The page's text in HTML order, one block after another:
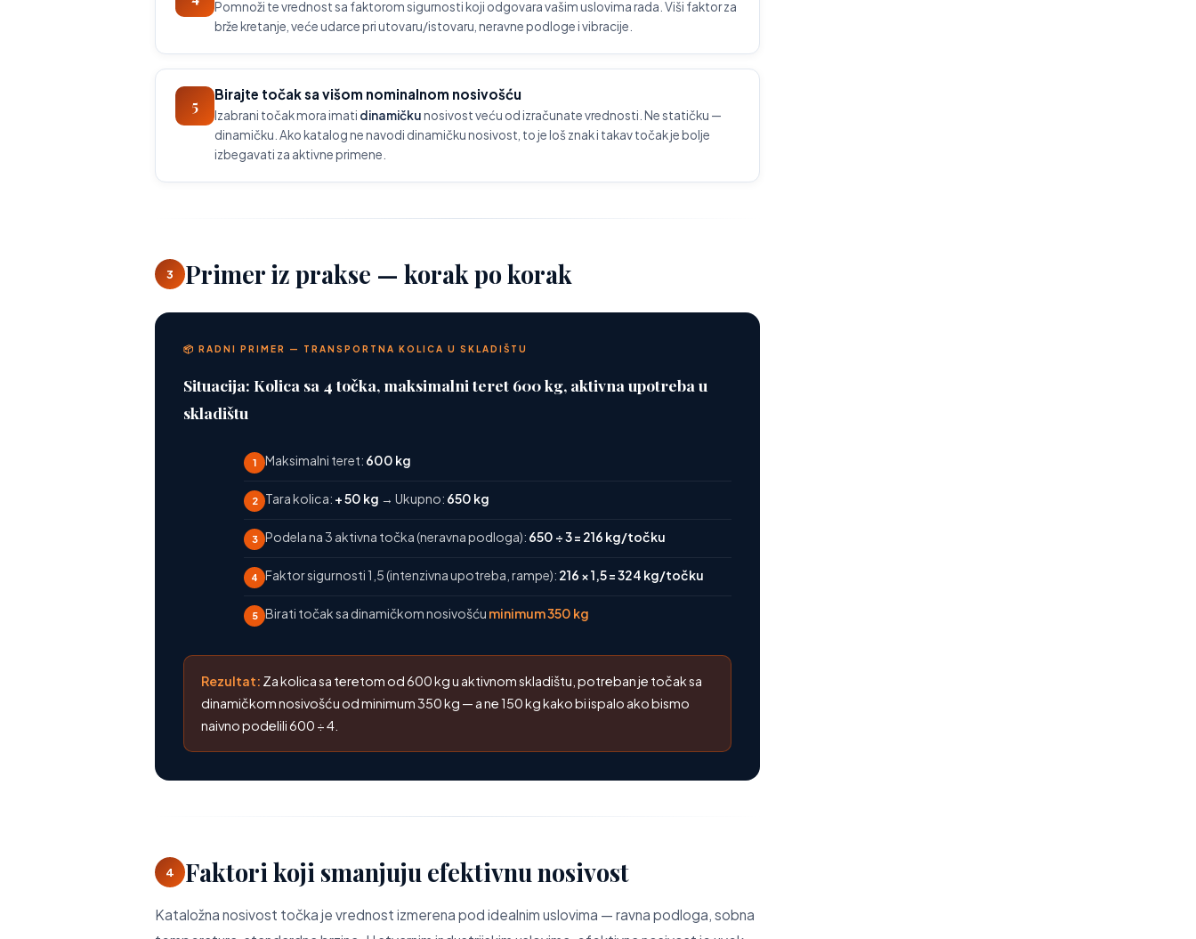
Pomnoži te vrednost sa faktorom sigurnosti koji odgovara vašim uslovima rada. Viši faktor za
brže kretanje, veće udarce pri utovaru/istovaru, neravne podloge i vibracije.
5
Birajte točak sa višom nominalnom nosivošću
Izabrani točak mora imati dinamičkunosivost veću od izračunate vrednosti. Ne statičku —
dinamičku. Ako katalog ne navodi dinamičku nosivost, to je loš znak i takav točak je bolje
izbegavati za aktivne primene.
3 Primer iz prakse — korak po korak
📦 RADNI PRIMER — TRANSPORTNA KOLICA U SKLADIŠTU
Situacija: Kolica sa 4 točka, maksimalni teret 600 kg, aktivna upotreba u
skladištu
1 Maksimalni teret: 600 kg
2 Tara kolica: + 50 kg → Ukupno: 650 kg
3 Podela na 3 aktivna točka (neravna podloga): 650 ÷ 3 = 216 kg/točku
4 Faktor sigurnosti 1,5 (intenzivna upotreba, rampe): 216 × 1,5 = 324 kg/točku
5 Birati točak sa dinamičkom nosivošću minimum 350 kg
Rezultat: Za kolica sa teretom od 600 kg u aktivnom skladištu, potreban je točak sa
dinamičkom nosivošću od minimum 350 kg — a ne 150 kg kako bi ispalo ako bismo
naivno podelili 600 ÷ 4.
4 Faktori koji smanjuju efektivnu nosivost
Kataložna nosivost točka je vrednost izmerena pod idealnim uslovima — ravna podloga, sobna